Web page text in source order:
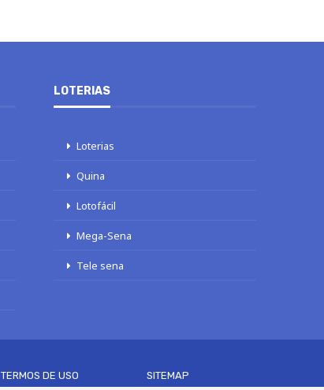
LOTERIAS
Loterias
Quina
Lotofácil
Mega-Sena
Tele sena
TERMOS DE USO SITEMAP